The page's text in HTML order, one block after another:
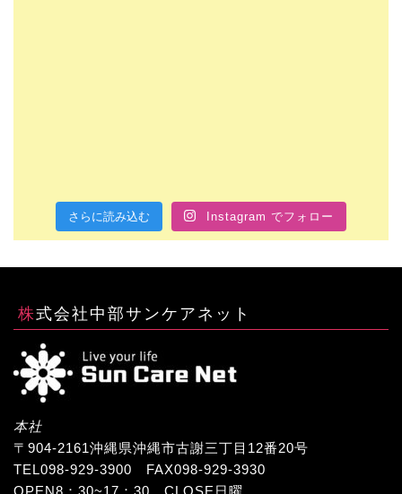
さらに読み込む Instagram でフォロー
株式会社中部サンケアネット
本社
〒904-2161沖縄県沖縄市古謝三丁目12番20号
TEL098-929-3900 FAX098-929-3930
OPEN8：30~17：30 CLOSE日曜